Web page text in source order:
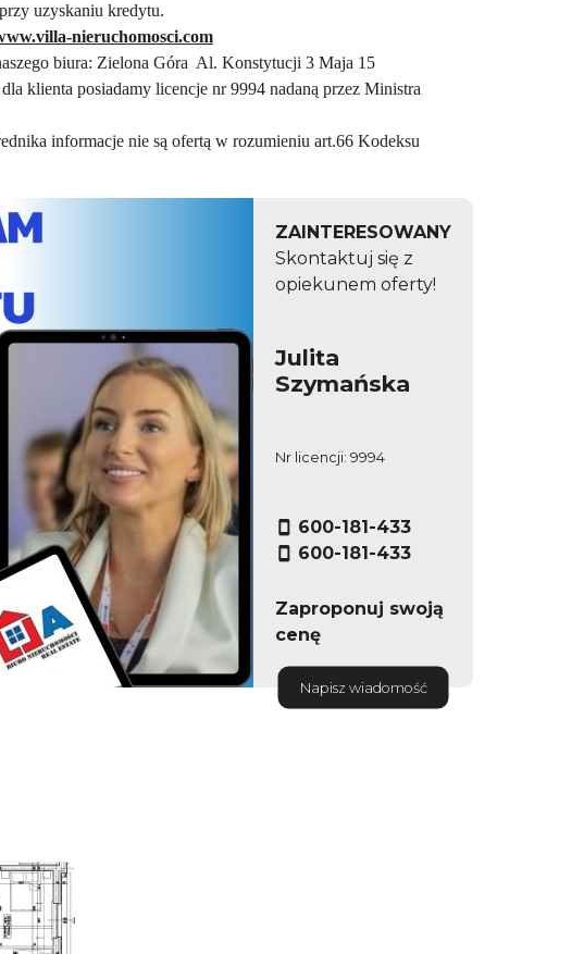
uzyskaniu kredytu.
nieruchomosci.com
biura: Zielona Góra Al. Konstytucji 3 Maja 15
klienta posiadamy licencje nr 9994 nadaną przez Ministra
informacje nie są ofertą w rozumieniu art.66 Kodeksu
Julita
Szymańska
Nr licencji: 9994
600-181-433
600-181-433
Napisz wiadomość
ZAINTERESOWANY
Skontaktuj się z
opiekunem oferty!
Zaproponuj swoją
cenę